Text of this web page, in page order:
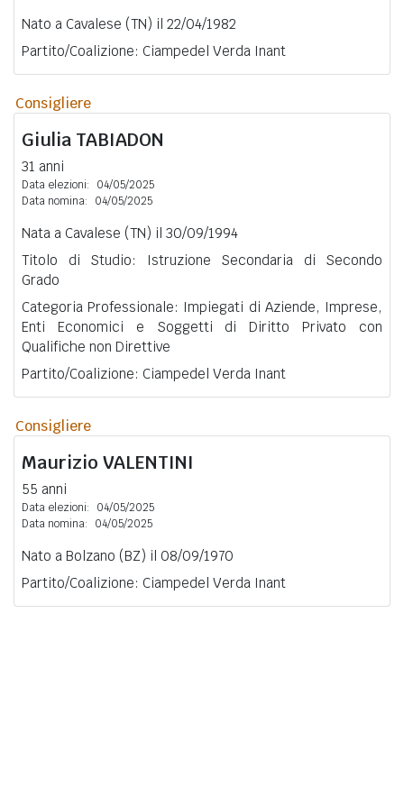
Nato a Cavalese (TN) il 22/04/1982
Partito/Coalizione: Ciampedel Verda Inant
Consigliere
Giulia TABIADON
31 anni
Data elezioni:
04/05/2025
Data nomina:
04/05/2025
Nata a Cavalese (TN) il 30/09/1994
Titolo di Studio: Istruzione Secondaria di Secondo
Grado
Categoria Professionale: Impiegati di Aziende, Imprese,
Enti Economici e Soggetti di Diritto Privato con
Qualifiche non Direttive
Partito/Coalizione: Ciampedel Verda Inant
Consigliere
Maurizio VALENTINI
55 anni
Data elezioni:
04/05/2025
Data nomina:
04/05/2025
Nato a Bolzano (BZ) il 08/09/1970
Partito/Coalizione: Ciampedel Verda Inant